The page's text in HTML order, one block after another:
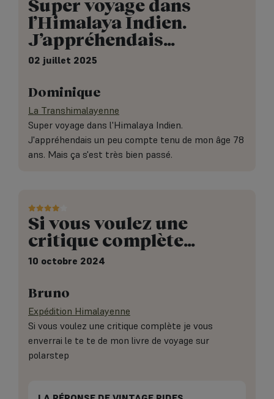
Super voyage dans
l’Himalaya Indien.
J’appréhendais…
02 juillet 2025
Dominique
La Transhimalayenne
Super voyage dans l'Himalaya Indien.
J'appréhendais un peu compte tenu de mon âge 78
ans. Mais ça s'est très bien passé.
Si vous voulez une
critique complète…
10 octobre 2024
Bruno
Expédition Himalayenne
Si vous voulez une critique complète je vous
enverrai le te te de mon livre de voyage sur
polarstep